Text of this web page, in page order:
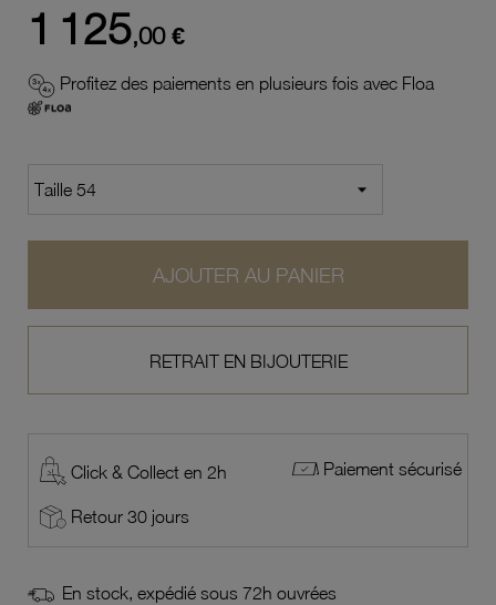
1 125,00 €
Profitez des paiements en plusieurs fois avec Floa
AJOUTER AU PANIER
RETRAIT EN BIJOUTERIE
Click & Collect en 2h Paiement sécurisé
Retour 30 jours
En stock, expédié sous 72h ouvrées